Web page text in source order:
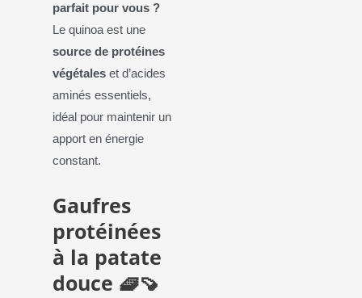
parfait pour vous ?
Le quinoa est une
source de protéines
végétales et d’acides
aminés essentiels,
idéal pour maintenir un
apport en énergie
constant.
Gaufres
protéinées
à la patate
douce 🧇🍠